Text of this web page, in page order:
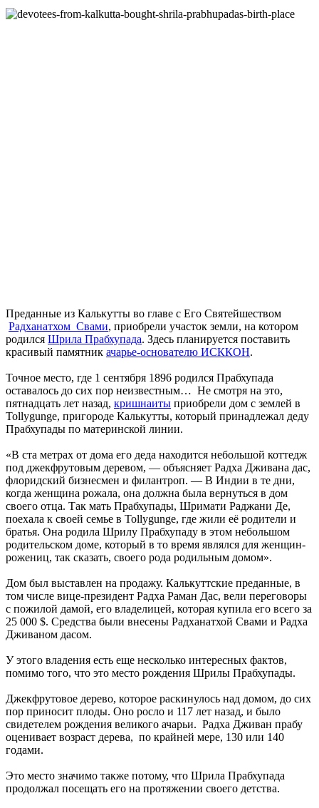
Преданные из Калькутты во главе с Его Cвятейшеством
Радханатхом Свами, приобрели участок земли, на котором
родился Шрила Прабхупада. Здесь планируется поставить
красивый памятник ачарье-основателю ИСККОН.
Точное место, где 1 сентября 1896 родился Прабхупада
оставалось до сих пор неизвестным… Не смотря на это,
пятнадцать лет назад, кришнаиты приобрели дом с землей в
Tollygunge, пригороде Калькутты, который принадлежал деду
Прабхупады по материнской линии.
«В ста метрах от дома его деда находится небольшой коттедж
под джекфрутовым деревом, — объясняет Радха Дживана дас,
флоридский бизнесмен и филантроп. — В Индии в те дни,
когда женщина рожала, она должна была вернуться в дом
своего отца. Так мать Прабхупады, Шримати Раджани Де,
поехала к своей семье в Tollygunge, где жили её родители и
братья. Она родила Шрилу Прабхупаду в этом небольшом
родительском доме, который в то время являлся для женщин-
рожениц, так сказать, своего рода родильным домом».
Дом был выставлен на продажу. Калькуттские преданные, в
том числе вице-президент Радха Раман Дас, вели переговоры
с пожилой дамой, его владелицей, которая купила его всего за
25 000 $. Средства были внесены Радханатхой Свами и Радха
Дживаном дасом.
У этого владения есть еще несколько интересных фактов,
помимо того, что это место рождения Шрилы Прабхупады.
Джекфрутовое дерево, которое раскинулось над домом, до сих
пор приносит плоды. Оно росло и 117 лет назад, и было
свидетелем рождения великого ачарьи. Радха Дживан прабу
оценивает возраст дерева, по крайней мере, 130 или 140
годами.
Это место значимо также потому, что Шрила Прабхупада
продолжал посещать его на протяжении своего детства.